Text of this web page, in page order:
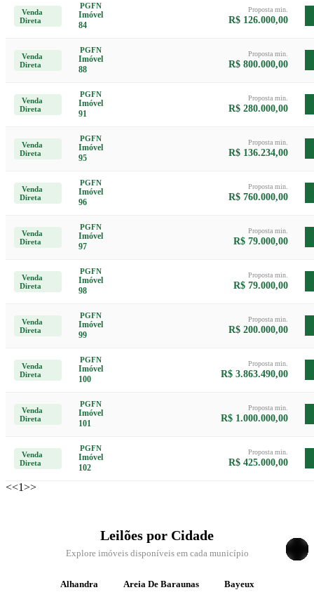
Venda
Direta
PGFN
Imóvel
84
Proposta min.
R$ 126.000,00
Venda
Direta
PGFN
Imóvel
88
Proposta min.
R$ 800.000,00
Venda
Direta
PGFN
Imóvel
91
Proposta min.
R$ 280.000,00
Venda
Direta
PGFN
Imóvel
95
Proposta min.
R$ 136.234,00
Venda
Direta
PGFN
Imóvel
96
Proposta min.
R$ 760.000,00
Venda
Direta
PGFN
Imóvel
97
Proposta min.
R$ 79.000,00
Venda
Direta
PGFN
Imóvel
98
Proposta min.
R$ 79.000,00
Venda
Direta
PGFN
Imóvel
99
Proposta min.
R$ 200.000,00
Venda
Direta
PGFN
Imóvel
100
Proposta min.
R$ 3.863.490,00
Venda
Direta
PGFN
Imóvel
101
Proposta min.
R$ 1.000.000,00
Venda
Direta
PGFN
Imóvel
102
Proposta min.
R$ 425.000,00
<<1>>
Leilões por Cidade
Explore imóveis disponíveis em cada município
Alhandra Areia De Baraunas Bayeux